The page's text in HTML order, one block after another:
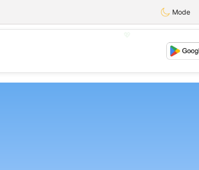
Mode
💕